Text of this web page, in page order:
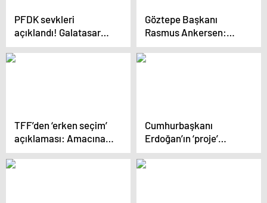
PFDK sevkleri
açıklandı! Galatasaray
ve Beşiktaş sevk edildi
Göztepe Başkanı
Rasmus Ankersen:
Futbolda para
oynamaz
TFF’den ‘erken seçim’
açıklaması: Amacına
ulaşamamıştır!
Cumhurbaşkanı
Erdoğan’ın ‘proje’
takımı Esenler
Erokspor